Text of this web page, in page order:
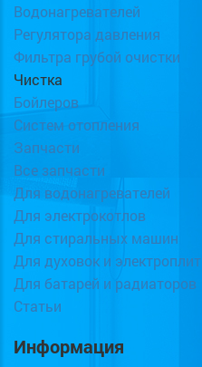
Водонагревателей
Регулятора давления
Фильтра грубой очистки
Чистка
Бойлеров
Систем отопления
Запчасти
Все запчасти
Для водонагревателей
Для электрокотлов
Для стиральных машин
Для духовок и электроплит
Для батарей и радиаторов
Статьи
Информация